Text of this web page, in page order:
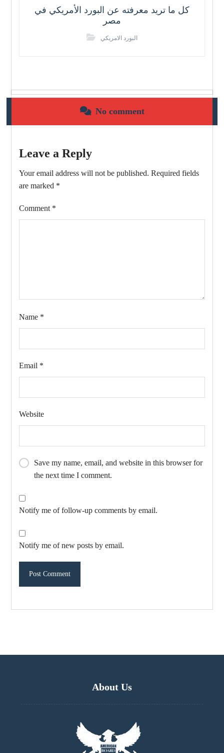
كل ما تريد معرفته عن البورد الأمريكي في
مصر
البورد الامريكي
No comment
Leave a Reply
Your email address will not be published. Required fields
are marked *
Comment *
Name *
Email *
Website
Save my name, email, and website in this browser for
the next time I comment.
Notify me of follow-up comments by email.
Notify me of new posts by email.
About Us